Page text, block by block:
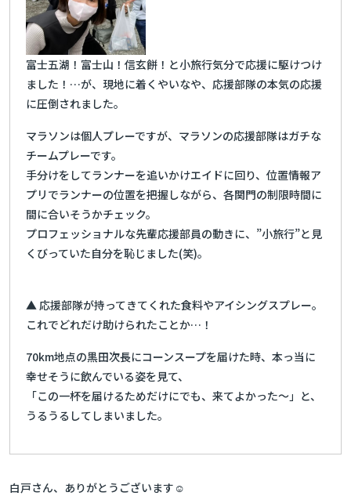
富士五湖！富士山！信玄餅！と小旅行気分で応援に駆けつけ
ました！…が、現地に着くやいなや、応援部隊の本気の応援
に圧倒されました。
マラソンは個人プレーですが、マラソンの応援部隊はガチな
チームプレーです。
手分けをしてランナーを追いかけエイドに回り、位置情報ア
プリでランナーの位置を把握しながら、各関門の制限時間に
間に合いそうかチェック。
プロフェッショナルな先輩応援部員の動きに、”小旅行”と見
くびっていた自分を恥じました(笑)。
▲ 応援部隊が持ってきてくれた食料やアイシングスプレー。
これでどれだけ助けられたことか…！
70km地点の黒田次長にコーンスープを届けた時、本っ当に
幸せそうに飲んでいる姿を見て、
「この一杯を届けるためだけにでも、来てよかった～」と、
うるうるしてしまいました。
白戸さん、ありがとうございます☺